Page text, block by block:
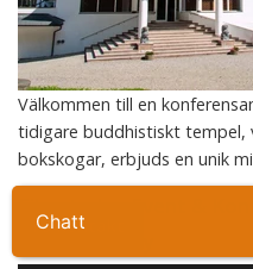
Ta kontakt
Välkommen till en
tidigare buddhistiskt tempel,
bokskogar, erbjuds en unik
Chatt